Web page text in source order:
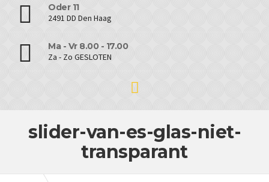
Oder 11
2491 DD Den Haag
Ma - Vr 8.00 - 17.00
Za - Zo GESLOTEN
slider-van-es-glas-niet-
transparant